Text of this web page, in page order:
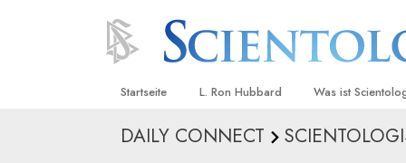
Startseite L. Ron Hubbard Was ist
Anschauungen
DAILY CONNECT